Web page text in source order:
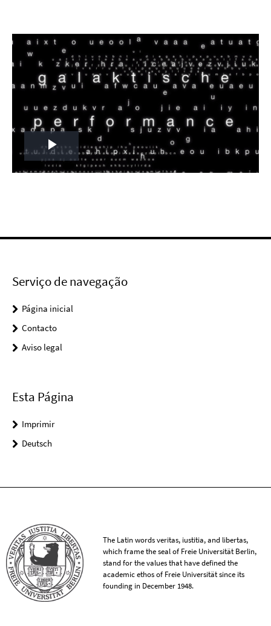
Play
Serviço de navegação
Página inicial
Contacto
Aviso legal
Esta Página
Imprimir
Deutsch
The Latin words veritas, iustitia, and libertas,
which frame the seal of Freie Universität Berlin,
stand for the values that have defined the
academic ethos of Freie Universität since its
founding in December 1948.